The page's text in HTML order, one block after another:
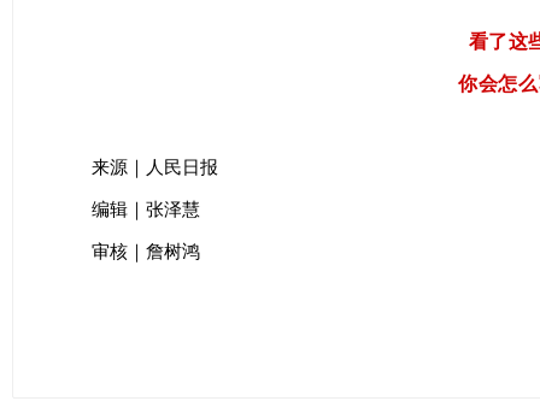
看了这
你会怎
来源｜人民日报
编辑｜张泽慧
审核｜詹树鸿